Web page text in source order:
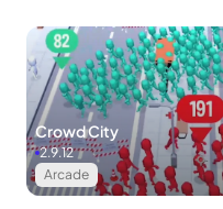
Crowd City
Arcade
2.9.12